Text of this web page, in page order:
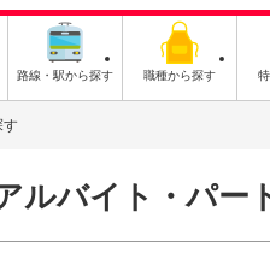
路線・駅から探す 職種から探す
す
ルバイト・パー